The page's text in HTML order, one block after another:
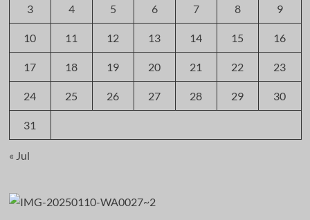
3 4 5 6 7 8 9
10 11 12 13 14 15 16
17 18 19 20 21 22 23
24 25 26 27 28 29 30
31
« Jul